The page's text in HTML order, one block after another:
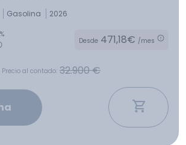
Gasolina 2026
Desde 471,18€ /mes
Precio al contado: 32.900 €